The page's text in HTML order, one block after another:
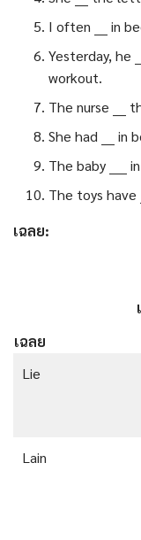
I often ___ in
Yesterday, he
workout.
The nurse
She had ___
The baby
The toys have
เฉลย:
เฉลย
Lie
Lain